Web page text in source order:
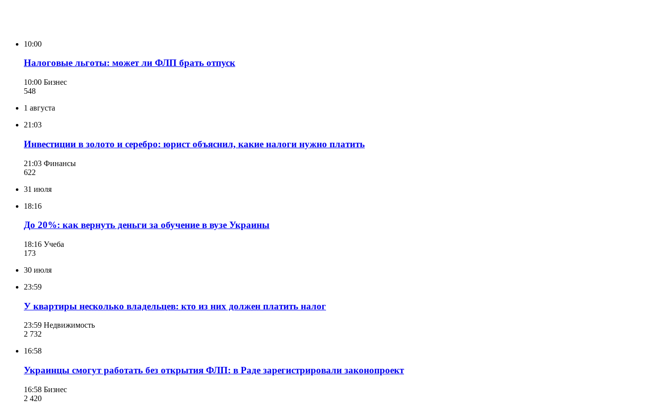
10:00
Налоговые льготы: может ли ФЛП брать отпуск
10:00 Бизнес
548
1 августа
21:03
Инвестиции в золото и серебро: юрист объяснил, какие налоги нужно платить
21:03 Финансы
622
31 июля
18:16
До 20%: как вернуть деньги за обучение в вузе Украины
18:16 Учеба
173
30 июля
23:59
У квартиры несколько владельцев: кто из них должен платить налог
23:59 Недвижимость
2 732
16:58
Украинцы смогут работать без открытия ФЛП: в Раде зарегистрировали законопроект
16:58 Бизнес
2 420